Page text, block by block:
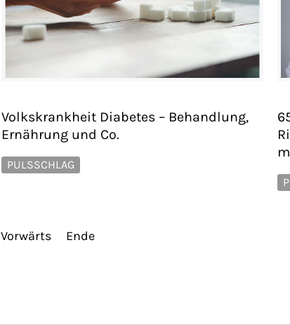
Volkskrankheit Diabetes – Behandlung,
Ernährung und Co.
PULSSCHLAG
Vorwärts Ende